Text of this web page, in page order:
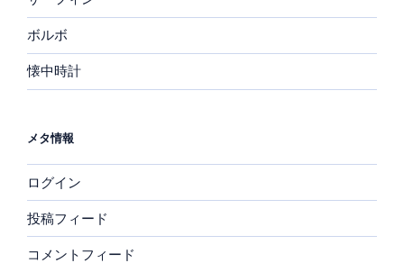
ボルボ
懐中時計
メタ情報
ログイン
投稿フィード
コメントフィード